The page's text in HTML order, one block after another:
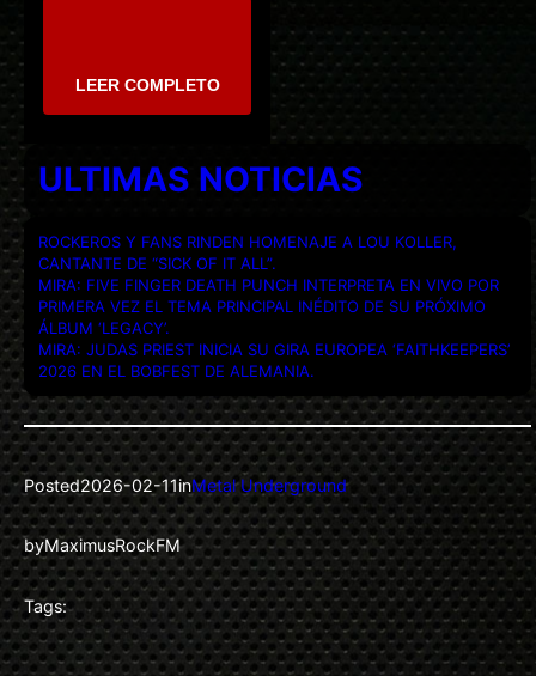
LEER COMPLETO
ULTIMAS NOTICIAS
ROCKEROS Y FANS RINDEN HOMENAJE A LOU KOLLER,
CANTANTE DE “SICK OF IT ALL”.
MIRA: FIVE FINGER DEATH PUNCH INTERPRETA EN VIVO POR
PRIMERA VEZ EL TEMA PRINCIPAL INÉDITO DE SU PRÓXIMO
ÁLBUM ‘LEGACY’.
MIRA: JUDAS PRIEST INICIA SU GIRA EUROPEA ‘FAITHKEEPERS’
2026 EN EL BOBFEST DE ALEMANIA.
Posted2026-02-11inMetal Underground
byMaximusRockFM
Tags: